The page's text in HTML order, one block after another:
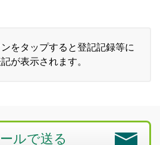
をタップすると登記記録等に
が表示されます。
ルで送る